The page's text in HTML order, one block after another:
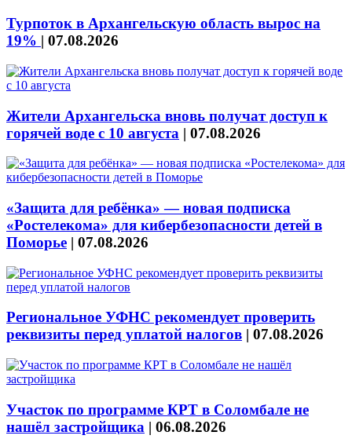
Турпоток в Архангельскую область вырос на
19% | 07.08.2026
Жители Архангельска вновь получат доступ к
горячей воде с 10 августа | 07.08.2026
«Защита для ребёнка» — новая подписка
«Ростелекома» для кибербезопасности детей в
Поморье | 07.08.2026
Региональное УФНС рекомендует проверить
реквизиты перед уплатой налогов | 07.08.2026
Участок по программе КРТ в Соломбале не
нашёл застройщика | 06.08.2026